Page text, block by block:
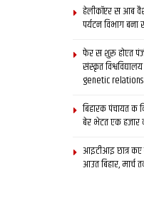
हेलीकॉप्टर स आब
पर्यटन विभाग
फेर स शुरू होएत
संस्कृत
genetic relations
बिहारक पंचायत क
बेर भेटत एक हजार
आइटीआइ छात्र
आउत बिहार, मार्च